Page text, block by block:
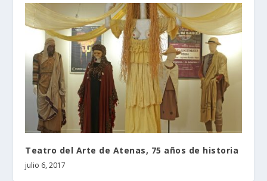
Teatro del Arte de Atenas, 75 años de historia
julio 6, 2017